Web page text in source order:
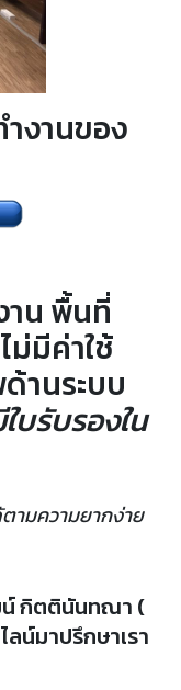
งานของ
าน พื้นที่
มีค่าใช้
านระบบ
บรับรองใน
ามความยากง่าย
กิตตินันทณา (
น์มาปรึกษาเรา